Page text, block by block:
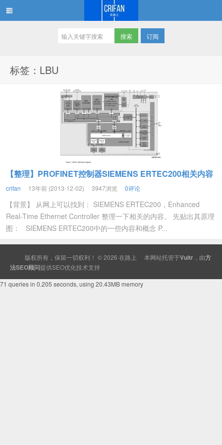
订阅
标签：LBU
【整理】PROFINET控制器SIEMENS ERTEC200相关内容
crifan 13年前 (2013-12-02) 3947浏览 0评论
【背景】 从网上可以找到： SIEMENS ERTEC200，Enhanced
Real-Time Ethernet Controller 整理一下相关的内容。 先贴出其原理
图： SIEMENS ERTEC200中的一些内容和概念 P...
版权所有，保留一切权利！ © 2026 在路上 本网站托管于Vultr ，由方
法SEO顾问提供SEO优化技术支持
71 queries in 0.205 seconds, using 20.43MB memory